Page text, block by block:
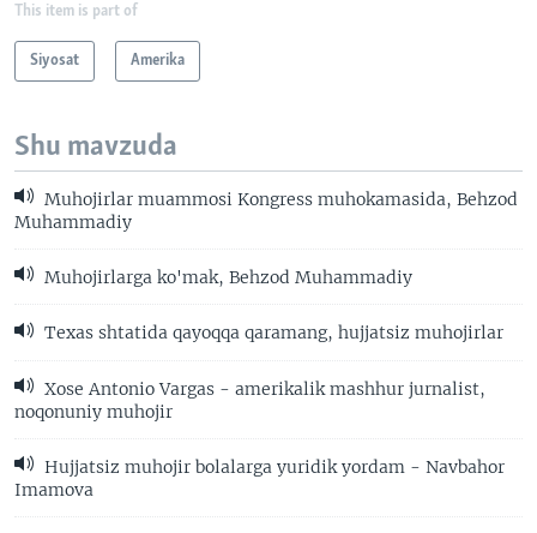
This item is part of
Siyosat Amerika
Shu mavzuda
Muhojirlar muammosi Kongress muhokamasida, Behzod
Muhammadiy
Muhojirlarga ko'mak, Behzod Muhammadiy
Texas shtatida qayoqqa qaramang, hujjatsiz muhojirlar
Xose Antonio Vargas - amerikalik mashhur jurnalist,
noqonuniy muhojir
Hujjatsiz muhojir bolalarga yuridik yordam - Navbahor
Imamova